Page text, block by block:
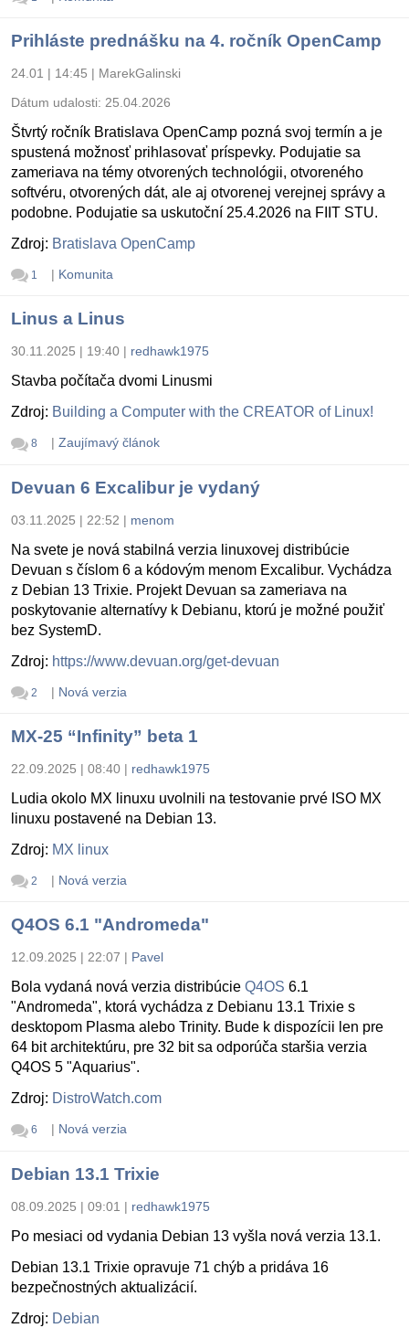
Prihláste prednášku na 4. ročník OpenCamp
24.01 | 14:45 | MarekGalinski
Dátum udalosti: 25.04.2026
Štvrtý ročník Bratislava OpenCamp pozná svoj termín a je
spustená možnosť prihlasovať príspevky. Podujatie sa
zameriava na témy otvorených technológii, otvoreného
softvéru, otvorených dát, ale aj otvorenej verejnej správy a
podobne. Podujatie sa uskutoční 25.4.2026 na FIIT STU.
Zdroj: Bratislava OpenCamp
1 | Komunita
Linus a Linus
30.11.2025 | 19:40 | redhawk1975
Stavba počítača dvomi Linusmi
Zdroj: Building a Computer with the CREATOR of Linux!
8 | Zaujímavý článok
Devuan 6 Excalibur je vydaný
03.11.2025 | 22:52 | menom
Na svete je nová stabilná verzia linuxovej distribúcie
Devuan s číslom 6 a kódovým menom Excalibur. Vychádza
z Debian 13 Trixie. Projekt Devuan sa zameriava na
poskytovanie alternatívy k Debianu, ktorú je možné použiť
bez SystemD.
Zdroj: https://www.devuan.org/get-devuan
2 | Nová verzia
MX-25 “Infinity” beta 1
22.09.2025 | 08:40 | redhawk1975
Ludia okolo MX linuxu uvolnili na testovanie prvé ISO MX
linuxu postavené na Debian 13.
Zdroj: MX linux
2 | Nová verzia
Q4OS 6.1 "Andromeda"
12.09.2025 | 22:07 | Pavel
Bola vydaná nová verzia distribúcie Q4OS 6.1
"Andromeda", ktorá vychádza z Debianu 13.1 Trixie s
desktopom Plasma alebo Trinity. Bude k dispozícii len pre
64 bit architektúru, pre 32 bit sa odporúča staršia verzia
Q4OS 5 "Aquarius".
Zdroj: DistroWatch.com
6 | Nová verzia
Debian 13.1 Trixie
08.09.2025 | 09:01 | redhawk1975
Po mesiaci od vydania Debian 13 vyšla nová verzia 13.1.
Debian 13.1 Trixie opravuje 71 chýb a pridáva 16
bezpečnostných aktualizácií.
Zdroj: Debian